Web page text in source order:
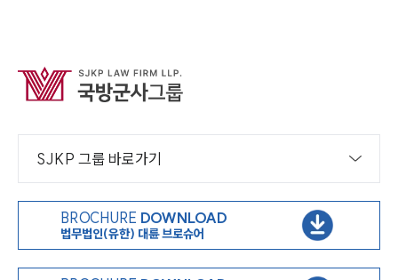
인재채용
SJKP 그룹 바로가기
BROCHURE DOWNLOAD
법무법인(유한) 대륜 브로슈어